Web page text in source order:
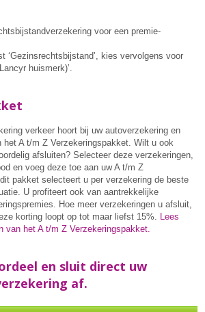
voor een premie-
‘Gezinsrechtsbijstand’, kies vervolgens voor
huismerk)’.
verkeer hoort bij uw autoverzekering en
het A t/m Z Verzekeringspakket. Wilt u ook
afsluiten? Selecteer deze verzekeringen,
en voeg deze toe aan uw A t/m Z
pakket selecteert u per verzekering de beste
U profiteert ook van aantrekkelijke
Hoe meer verzekeringen u afsluit,
korting loopt op tot maar liefst 15%. Lees
van het A t/m Z Verzekeringspakket.
en sluit direct uw
af.